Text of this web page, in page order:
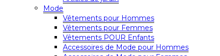
Mode
Vêtements pour Hommes
Vêtements pour Femmes
Vêtements POUR Enfants
Accessoires de Mode pour Hommes